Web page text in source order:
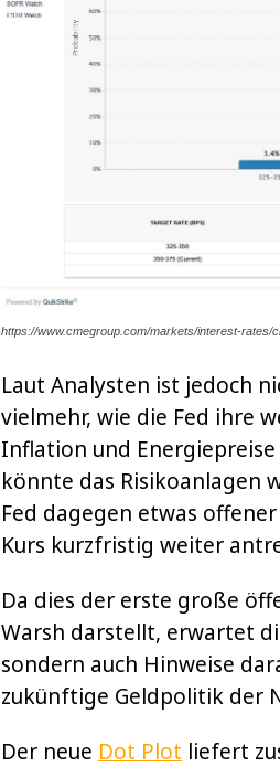
https://www.cmegroup.com/markets/interest-rates/
Laut Analysten ist jedoch
vielmehr, wie die Fed ihre
Inflation und
könnte das Risikoanlagen
Fed dagegen etwas
Kurs kurzfristig weiter
Da dies der erste große
Warsh darstellt, erwartet
sondern auch Hinweise
zukünftige Geldpolitik der
Der neue Dot Plot liefert